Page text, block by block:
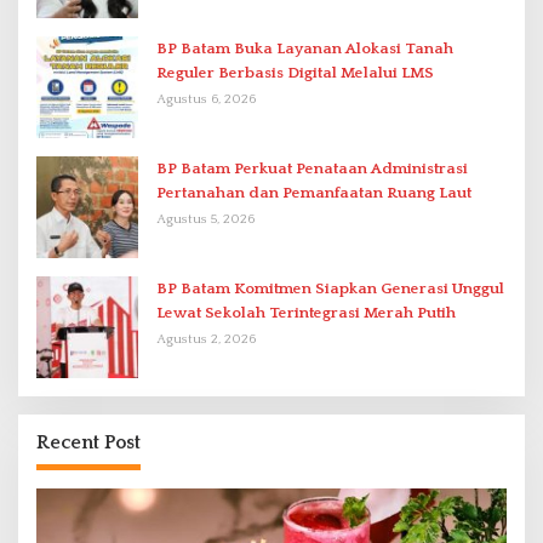
BP Batam Buka Layanan Alokasi Tanah
Reguler Berbasis Digital Melalui LMS
Agustus 6, 2026
BP Batam Perkuat Penataan Administrasi
Pertanahan dan Pemanfaatan Ruang Laut
Agustus 5, 2026
BP Batam Komitmen Siapkan Generasi Unggul
Lewat Sekolah Terintegrasi Merah Putih
Agustus 2, 2026
Recent Post